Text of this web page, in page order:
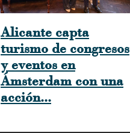
Alicante capta
turismo de congresos
y eventos en
Ámsterdam con una
acción...